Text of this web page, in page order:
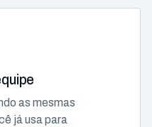
as mesmas
já usa para